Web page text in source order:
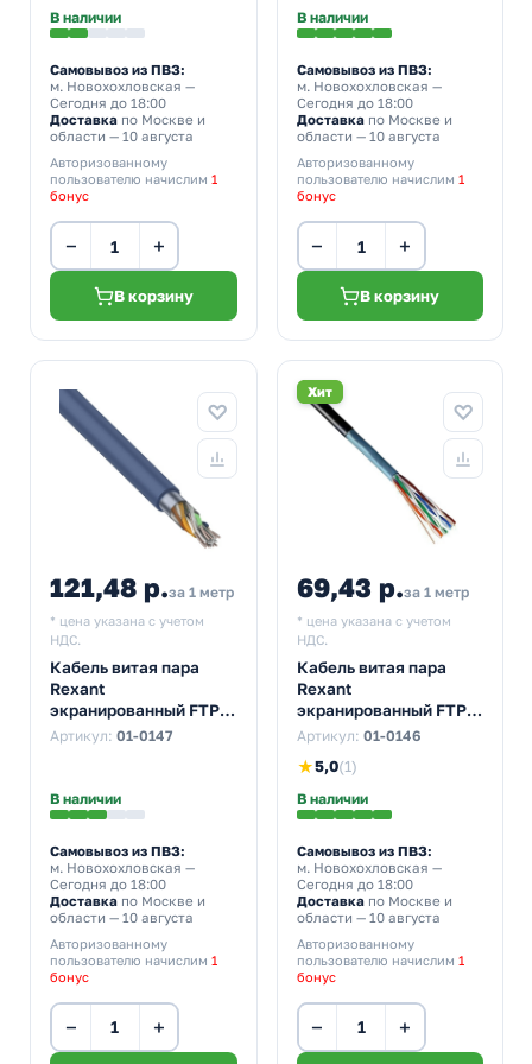
для интернета)
В наличии
Самовывоз из ПВЗ:
м. Новохохловская —
Сегодня до 18:00
Доставка по Москве и
области — 10 августа
Авторизованному
пользователю начислим 1
бонус
− +
В корзину
интернета)
В наличии
Самовывоз из ПВЗ:
м. Новохохловская —
Сегодня до 18:00
Доставкапо Москве и
области — 10 августа
Авторизованному
пользователю начислим 1
бонус
− +
В корзину
121,48 р.за 1 метр
* цена указана с учетом
НДС.
Кабель витая пара
Rexant
экранированный FTP
4PR 23AWG cat 6 CU
интернета)
Артикул: 01-0147
В наличии
Самовывоз из ПВЗ:
м. Новохохловская —
Сегодня до 18:00
Доставка по Москве и
области — 10 августа
Авторизованному
пользователю начислим 1
бонус
− +
Хит
69,43 р.за 1 метр
* цена указана с учетом
НДС.
Кабель витая пара
Rexant
экранированный FTP
4PR 24AWG cat 5e CU
[305м] (провод для
интернета)
Артикул: 01-0146
★5,0(1)
В наличии
Самовывоз из ПВЗ:
м. Новохохловская —
Сегодня до 18:00
Доставкапо Москве и
области — 10 августа
Авторизованному
пользователю начислим 1
бонус
− +